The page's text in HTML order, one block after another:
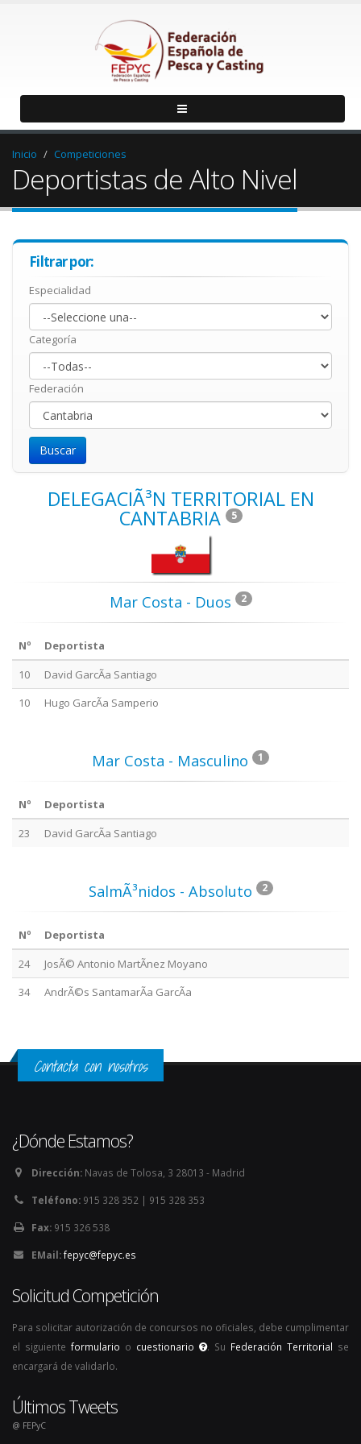
Inicio Competiciones
Deportistas de Alto Nivel
Filtrar por:
Especialidad
Categoría
Federación
DELEGACIÃ³N TERRITORIAL EN
CANTABRIA 5
Mar Costa - Duos 2
Nº
Deportista
10
David GarcÃ­a Santiago
10
Hugo GarcÃ­a Samperio
Mar Costa - Masculino 1
Nº
Deportista
23
David GarcÃ­a Santiago
SalmÃ³nidos - Absoluto 2
Nº
Deportista
24
JosÃ© Antonio MartÃ­nez Moyano
34
AndrÃ©s SantamarÃ­a GarcÃ­a
Contacta con nosotros
¿Dónde Estamos?
Dirección: Navas de Tolosa, 3 28013 - Madrid
Teléfono: 915 328 352 | 915 328 353
Fax: 915 326 538
EMail:fepyc@fepyc.es
Solicitud Competición
Para solicitar autorización de concursos no oficiales, debe cumplimentar
el siguiente formulario o cuestionario . Su Federación Territorial se
encargará de validarlo.
Últimos Tweets
@ FEPyC